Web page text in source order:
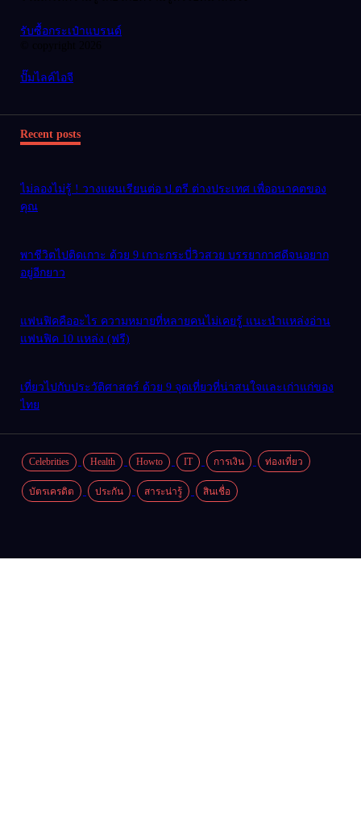
รับซื้อกระเป๋าแบรนด์
ปั๊มไลค์ไอจี
Recent posts
ไม่ลองไม่รู้ ! วางแผนเรียนต่อ ป.ตรี ต่างประเทศ เพื่ออนาคตของ
คุณ
พาชีวิตไปติดเกาะ ด้วย 9 เกาะกระบี่วิวสวย บรรยากาศดีจนอยาก
อยู่อีกยาว
แฟนฟิคคืออะไร ความหมายที่หลายคนไม่เคยรู้ แนะนำแหล่งอ่าน
แฟนฟิค 10 แหล่ง (ฟรี)
เที่ยวไปกับประวัติศาสตร์ ด้วย 9 จุดเที่ยวที่น่าสนใจและเก่าแก่ของ
ไทย
Celebrities Health Howto IT การเงิน ท่องเที่ยว
บัตรเครดิต ประกัน สาระน่ารู้ สินเชื่อ